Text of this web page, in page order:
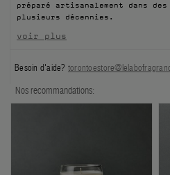
Compte
préparé artisanalement dans
plusieurs décennies.
voir plus
Besoin d'aide?
Nos recommandations: